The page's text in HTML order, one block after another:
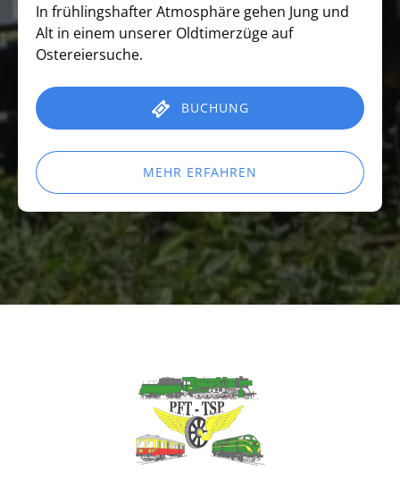
In frühlingshafter Atmosphäre gehen Jung und
Alt in einem unserer Oldtimerzüge auf
Ostereiersuche.
BUCHUNG
MEHR ERFAHREN